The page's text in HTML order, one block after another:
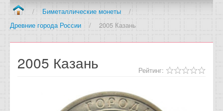
Как сделать заказ
Оплата и доставка
Вопрос-ответ
/ Биметаллические монеты
/
Древние города России
/ 2005 Казань
2005 Казань Рейтинг: